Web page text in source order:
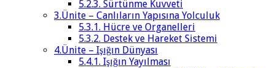
5.2.3. Sürtünme Kuvveti
3.Ünite – Canlıların Yapısına Yolculuk
5.3.1. Hücre ve Organelleri
5.3.2. Destek ve Hareket Sistemi
4.Ünite – Işığın Dünyası
5.4.1. Işığın Yayılması